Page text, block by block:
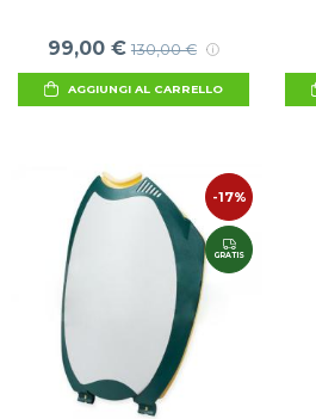
99,00 € 130,00 €
AGGIUNGI AL CARRELLO
-17%
GRATIS